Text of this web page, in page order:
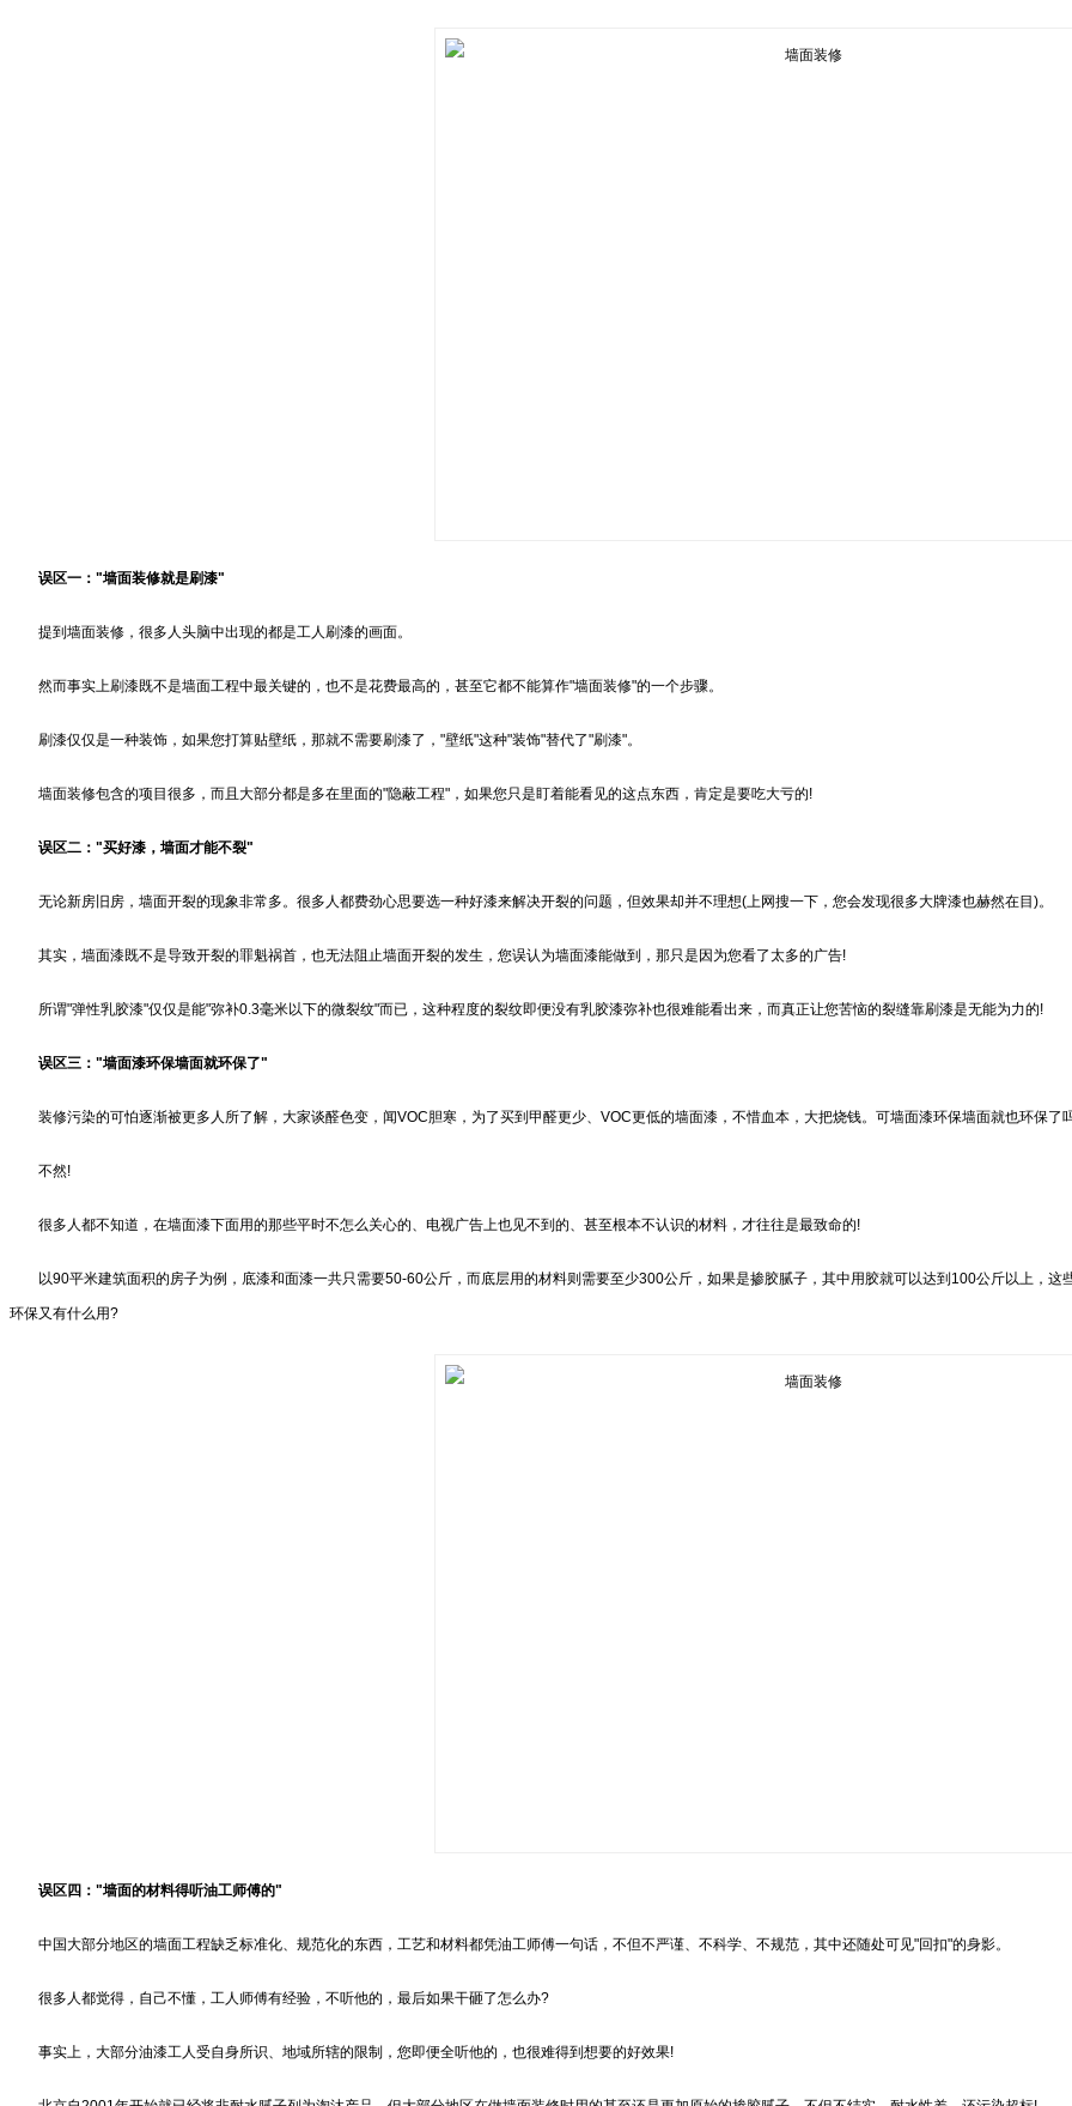
误区一："墙面装修就是刷漆"
提到墙面装修，很多人头脑中出现的都是工人刷漆的画面。
然而事实上刷漆既不是墙面工程中最关键的，也不是花费最高的，甚至它都不能算作"墙面装修"的一个步骤。
刷漆仅仅是一种装饰，如果您打算贴壁纸，那就不需要刷漆了，"壁纸"这种"装饰"替代了"刷漆"。
墙面装修包含的项目很多，而且大部分都是多在里面的"隐蔽工程"，如果您只是盯着能看见的这点东西，肯定是要吃大亏的!
误区二："买好漆，墙面才能不裂"
无论新房旧房，墙面开裂的现象非常多。很多人都费劲心思要选一种好漆来解决开裂的问题，但效果却并不理想(上网搜一下，您会发现很多大牌漆也赫然在目)。
其实，墙面漆既不是导致开裂的罪魁祸首，也无法阻止墙面开裂的发生，您误认为墙面漆能做到，那只是因为您看了太多的广告!
所谓"弹性乳胶漆"仅仅是能"弥补0.3毫米以下的微裂纹"而已，这种程度的裂纹即便没有乳胶漆弥补也很难能看出来，而真正让您苦恼的裂缝靠刷漆是无能为力的!
误区三："墙面漆环保墙面就环保了"
装修污染的可怕逐渐被更多人所了解，大家谈醛色变，闻VOC胆寒，为了买到甲醛更少、VOC更低的墙面漆，不惜血本，大把烧钱。可墙面漆环保墙面就也环保了
不然!
很多人都不知道，在墙面漆下面用的那些平时不怎么关心的、电视广告上也见不到的、甚至根本不认识的材料，才往往是最致命的!
以90平米建筑面积的房子为例，底漆和面漆一共只需要50-60公斤，而底层用的材料则需要至少300公斤，如果是掺胶腻子，其中用胶就可以达到100公斤以上，这
环保又有什么用?
误区四："墙面的材料得听油工师傅的"
中国大部分地区的墙面工程缺乏标准化、规范化的东西，工艺和材料都凭油工师傅一句话，不但不严谨、不科学、不规范，其中还随处可见"回扣"的身影。
很多人都觉得，自己不懂，工人师傅有经验，不听他的，最后如果干砸了怎么办?
事实上，大部分油漆工人受自身所识、地域所辖的限制，您即便全听他的，也很难得到想要的好效果!